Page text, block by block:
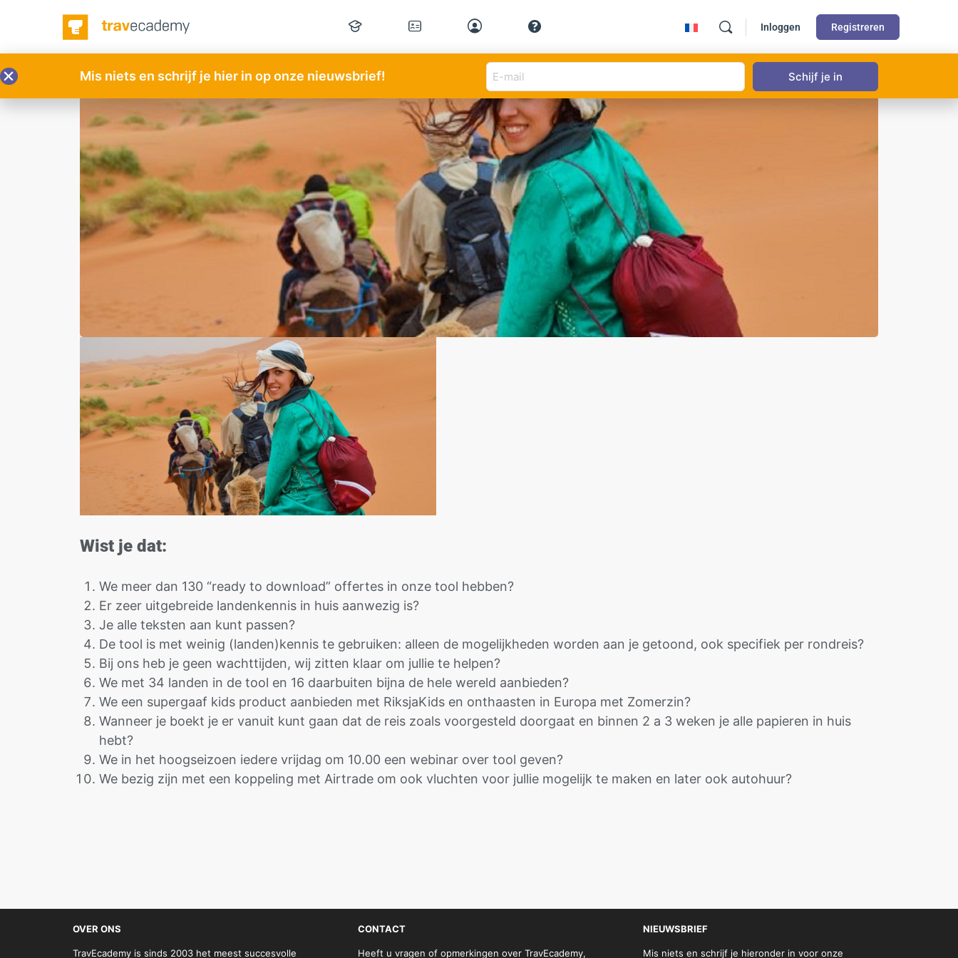
Inloggen Registreren
Wist je dat:
We meer dan 130 “ready to download” offertes in onze tool hebben?
Er zeer uitgebreide landenkennis in huis aanwezig is?
Je alle teksten aan kunt passen?
De tool is met weinig (landen)kennis te gebruiken: alleen de mogelijkheden worden aan je getoond, ook specifiek per rondreis?
Bij ons heb je geen wachttijden, wij zitten klaar om jullie te helpen?
We met 34 landen in de tool en 16 daarbuiten bijna de hele wereld aanbieden?
We een supergaaf kids product aanbieden met RiksjaKids en onthaasten in Europa met Zomerzin?
Wanneer je boekt je er vanuit kunt gaan dat de reis zoals voorgesteld doorgaat en binnen 2 a 3 weken je alle papieren in huis
hebt?
We in het hoogseizoen iedere vrijdag om 10.00 een webinar over tool geven?
We bezig zijn met een koppeling met Airtrade om ook vluchten voor jullie mogelijk te maken en later ook autohuur?
OVER ONS
TravEcademy is sinds 2003 het meest succesvolle
CONTACT
Heeft u vragen of opmerkingen over TravEcademy,
NIEUWSBRIEF
Mis niets en schrijf je hieronder in voor onze
Mis niets en schrijf je hier in op onze nieuwsbrief!
E-
mail
adres
(Vereist)